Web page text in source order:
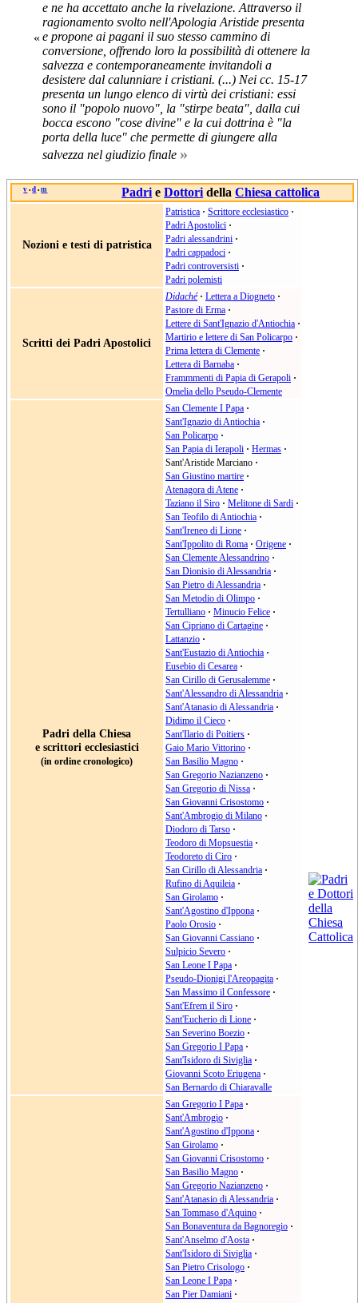
«
e ne ha accettato anche la rivelazione. Attraverso il
ragionamento svolto nell'Apologia Aristide presenta
e propone ai pagani il suo stesso cammino di
conversione, offrendo loro la possibilità di ottenere la
salvezza e contemporaneamente invitandoli a
desistere dal calunniare i cristiani. (...) Nei cc. 15-17
presenta un lungo elenco di virtù dei cristiani: essi
sono il "popolo nuovo", la "stirpe beata", dalla cui
bocca escono "cose divine" e la cui dottrina è "la
porta della luce" che permette di giungere alla
salvezza nel giudizio finale »
v • d • m Padri eDottori dellaChiesa cattolica
Nozioni e testi di patristica
Patristica · Scrittore ecclesiastico ·
Padri Apostolici ·
Padri alessandrini ·
Padri cappadoci ·
Padri controversisti ·
Padri polemisti
Scritti dei Padri Apostolici
Didaché· Lettera a Diogneto ·
Pastore di Erma ·
Lettere di Sant'Ignazio d'Antiochia ·
Martirio e lettere di San Policarpo ·
Prima lettera di Clemente ·
Lettera di Barnaba ·
Frammmenti di Papia di Gerapoli ·
Omelia dello Pseudo-Clemente
Padri della Chiesa
e scrittori ecclesiastici
(in ordine cronologico)
San Clemente I Papa ·
Sant'Ignazio di Antiochia ·
San Policarpo ·
San Papia di Ierapoli · Hermas ·
Sant'Aristide Marciano ·
San Giustino martire ·
Atenagora di Atene ·
Taziano il Siro · Melitone di Sardi ·
San Teofilo di Antiochia ·
Sant'Ireneo di Lione ·
Sant'Ippolito di Roma · Origene ·
San Clemente Alessandrino ·
San Dionisio di Alessandria ·
San Pietro di Alessandria ·
San Metodio di Olimpo ·
Tertulliano · Minucio Felice ·
San Cipriano di Cartagine ·
Lattanzio ·
Sant'Eustazio di Antiochia ·
Eusebio di Cesarea ·
San Cirillo di Gerusalemme ·
Sant'Alessandro di Alessandria ·
Sant'Atanasio di Alessandria ·
Didimo il Cieco ·
Sant'Ilario di Poitiers ·
Gaio Mario Vittorino ·
San Basilio Magno ·
San Gregorio Nazianzeno ·
San Gregorio di Nissa ·
San Giovanni Crisostomo ·
Sant'Ambrogio di Milano ·
Diodoro di Tarso ·
Teodoro di Mopsuestia ·
Teodoreto di Ciro ·
San Cirillo di Alessandria ·
Rufino di Aquileia ·
San Girolamo ·
Sant'Agostino d'Ippona ·
Paolo Orosio ·
San Giovanni Cassiano ·
Sulpicio Severo ·
San Leone I Papa ·
Pseudo-Dionigi l'Areopagita ·
San Massimo il Confessore ·
Sant'Efrem il Siro ·
Sant'Eucherio di Lione ·
San Severino Boezio ·
San Gregorio I Papa ·
Sant'Isidoro di Siviglia ·
Giovanni Scoto Eriugena ·
San Bernardo di Chiaravalle
San Gregorio I Papa ·
Sant'Ambrogio ·
Sant'Agostino d'Ippona ·
San Girolamo ·
San Giovanni Crisostomo ·
San Basilio Magno ·
San Gregorio Nazianzeno ·
Sant'Atanasio di Alessandria ·
San Tommaso d'Aquino ·
San Bonaventura da Bagnoregio ·
Sant'Anselmo d'Aosta ·
Sant'Isidoro di Siviglia ·
San Pietro Crisologo ·
San Leone I Papa ·
San Pier Damiani ·